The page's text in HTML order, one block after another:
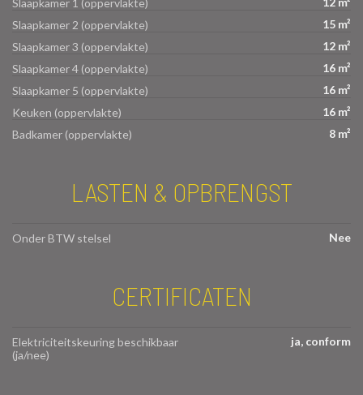
Slaapkamer 1 (oppervlakte)
Slaapkamer 2 (oppervlakte)
15 m²
Slaapkamer 3 (oppervlakte)
12 m²
Slaapkamer 4 (oppervlakte)
16 m²
Slaapkamer 5 (oppervlakte)
16 m²
Keuken (oppervlakte)
16 m²
Badkamer (oppervlakte)
8 m²
LASTEN & OPBRENGST
Onder BTW stelsel Nee
CERTIFICATEN
Elektriciteitskeuring beschikbaar
(ja/nee)
ja, conform